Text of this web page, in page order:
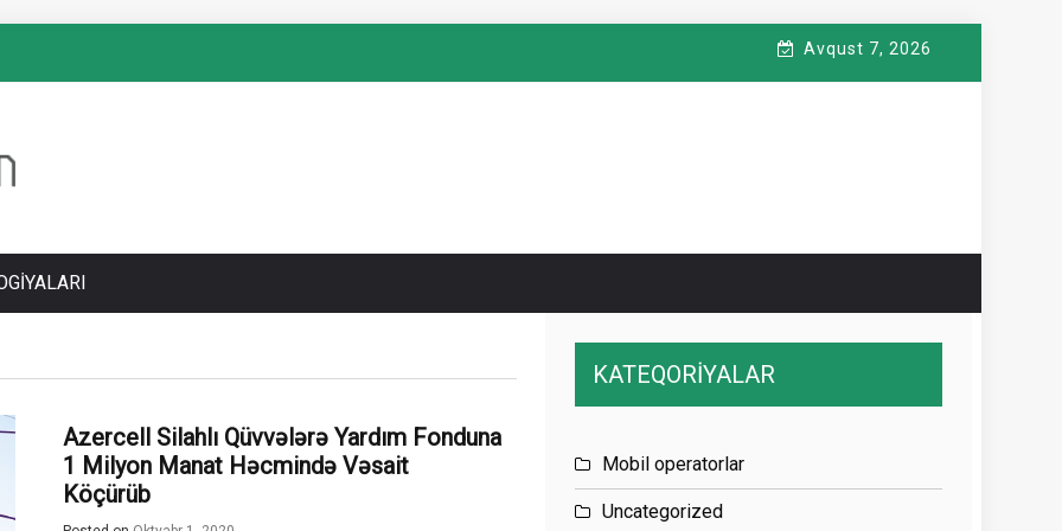
Avqust 7, 2026
Azercell Silahlı Qüvvələrə Yardım Fonduna
1 Milyon Manat Həcmində Vəsait
Köçürüb
KATEQORİYALAR
Mobil operatorlar
Uncategorized